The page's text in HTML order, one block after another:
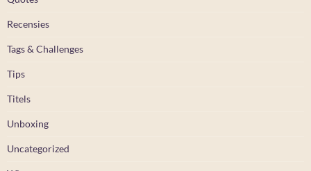
Recensies
Tags & Challenges
Tips
Titels
Unboxing
Uncategorized